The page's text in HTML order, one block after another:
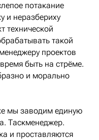
потакание
и неразбериху
технической
такой
проектов
быть на стрёме.
и морально
мы заводим единую
Таскменеджер.
и проставляются